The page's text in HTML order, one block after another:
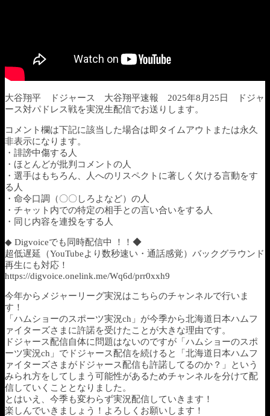
大谷翔平 ドジャース 大谷翔平速報 2025年8月25日 ドジャ
ース対パドレス戦を実況生配信でお送りします。
コメント欄は下記に該当した場合は即タイムアウトまたは永久
非表示になります。
・誹謗中傷する人
・ほとんどが批判コメントの人
・選手はもちろん、人へのリスペクトに著しく欠ける言動をす
る人
・命令口調（〇〇しろよなど）の人
・チャット内での特定の相手との言い合いをする人
・同じ内容を連投をする人
◆ Digvoiceでも同時配信中 ！！◆
超低遅延（YouTubeより数秒速い・通話感覚）バックグラウンド
再生にも対応！
https://digvoice.onelink.me/Wq6d/prr0xxh9
今年からメジャーリーグ実況はこちらのチャンネルで行いま
す！
「ハムショーのスポーツ実況ch」が今季から北海道日本ハムフ
ァイターズさまに許諾を受けたことが大きな理由です。
ドジャース配信自体に問題はないのですが「ハムショーのスポ
ーツ実況ch」でドジャース配信を続けると「北海道日本ハムフ
ァイターズさまがドジャース配信も許諾してるのか？」という
みられ方をしてしまう可能性があるためチャンネルを分けて配
信していくこととなりました。
とはいえ、今季も変わらず実況配信していきます！
楽しんでいきましょう！よろしくお願いします！